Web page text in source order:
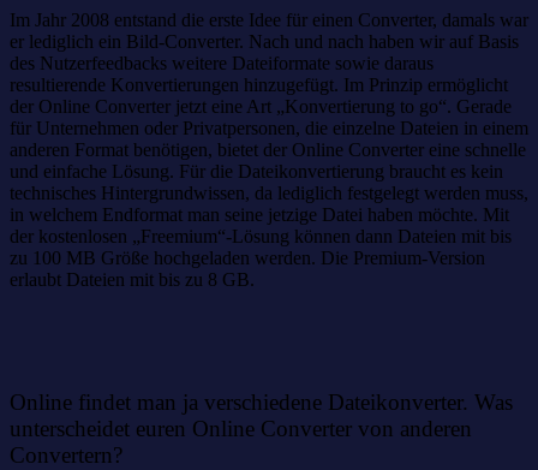
Im Jahr 2008 entstand die erste Idee für einen Converter, damals war
er lediglich ein Bild-Converter. Nach und nach haben wir auf Basis
des Nutzerfeedbacks weitere Dateiformate sowie daraus
resultierende Konvertierungen hinzugefügt. Im Prinzip ermöglicht
der Online Converter jetzt eine Art „Konvertierung to go“. Gerade
für Unternehmen oder Privatpersonen, die einzelne Dateien in einem
anderen Format benötigen, bietet der Online Converter eine schnelle
und einfache Lösung. Für die Dateikonvertierung braucht es kein
technisches Hintergrundwissen, da lediglich festgelegt werden muss,
in welchem Endformat man seine jetzige Datei haben möchte. Mit
der kostenlosen „Freemium“-Lösung können dann Dateien mit bis
zu 100 MB Größe hochgeladen werden. Die Premium-Version
erlaubt Dateien mit bis zu 8 GB.
Online findet man ja verschiedene Dateikonverter. Was
unterscheidet euren Online Converter von anderen
Convertern?